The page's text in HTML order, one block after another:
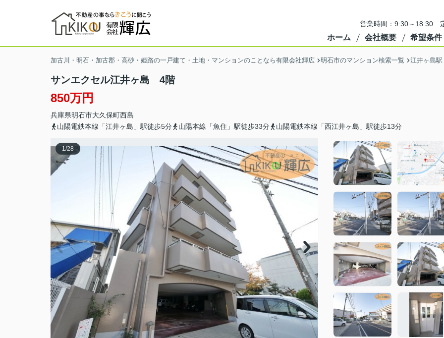
営業時間：9:30～18:30
ホーム 会社概要 希望条件
加古川・明石・加古郡・高砂・姫路の一戸建て・土地・マンションのことなら有限会社輝広 明石市のマンション検索一覧 江井ヶ島駅
サンエクセル江井ヶ島 4階
850万円
兵庫県明石市大久保町西島
山陽電鉄本線「江井ヶ島」駅徒歩5分
山陽本線「魚住」駅徒歩33分 山陽電鉄本線「西江井ヶ島」駅徒歩13分
1/28